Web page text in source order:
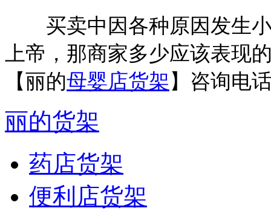
买卖中因各种原因发生小
上帝，那商家多少应该表现
【丽的母婴店货架 】咨询电
丽的货架
药店货架
便利店货架